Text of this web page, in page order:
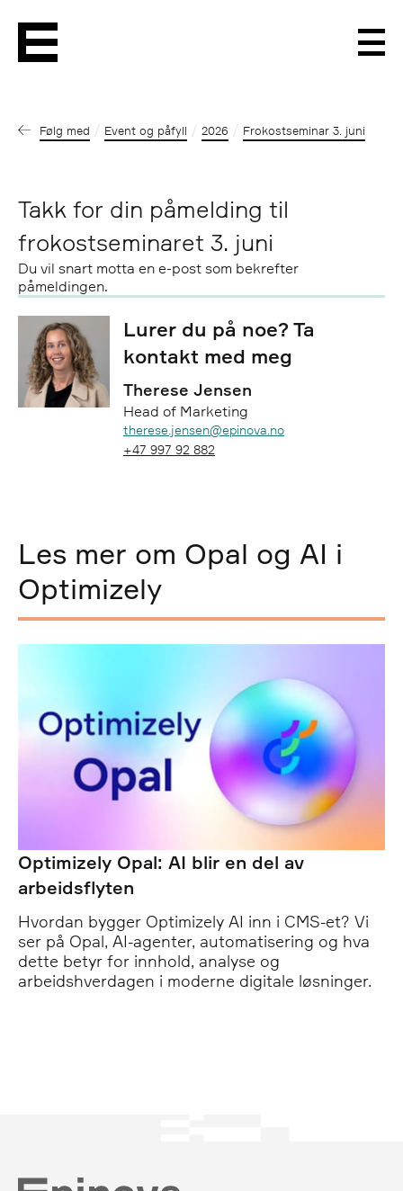
Følg med Event og påfyll 2026 Frokostseminar 3. juni
Takk for din påmelding til
frokostseminaret 3. juni
Du vil snart motta en e-post som bekrefter
påmeldingen.
Lurer du på noe? Ta
kontakt med meg
Therese Jensen
Head of Marketing
therese.jensen@epinova.no
+47 997 92 882
Les mer om Opal og AI i
Optimizely
Optimizely Opal: AI blir en del av
arbeidsflyten
Hvordan bygger Optimizely AI inn i CMS-et? Vi
ser på Opal, AI-agenter, automatisering og hva
dette betyr for innhold, analyse og
arbeidshverdagen i moderne digitale løsninger.